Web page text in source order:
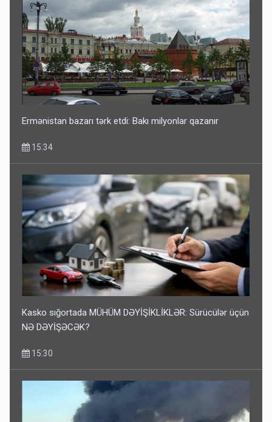
Ermənistan bazarı tərk etdi: Bakı milyonlar qazanır
15:34
Kasko sığortada MÜHÜM DƏYİŞİKLİKLƏR: Sürücülər üçün
NƏ DƏYİŞƏCƏK?
15:30